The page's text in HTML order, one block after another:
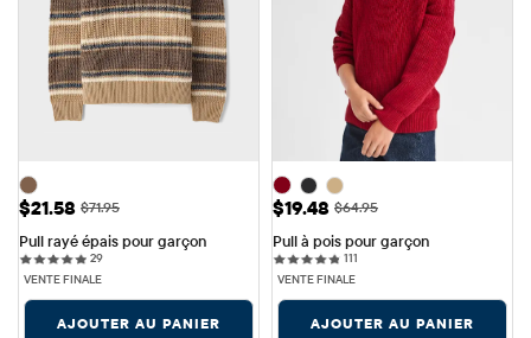
Prix ​​de vente: $21.58
$21.58 Prix ​​d'origine: $71.95
$71.95
Pull rayé épais pour garçon
2929 reviews
VENTE FINALE
AJOUTER AU PANIER
Prix ​​de vente: $19.48
$19.48 Prix ​​d'origine: $64.95
$64.95
Pull à pois pour garçon
111
VENTE FINALE
AJOUTER AU PANIER